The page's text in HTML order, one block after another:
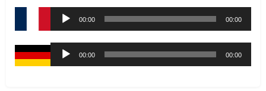
Audio
Player
00:00 00:00
Audio
Player
00:00 00:00